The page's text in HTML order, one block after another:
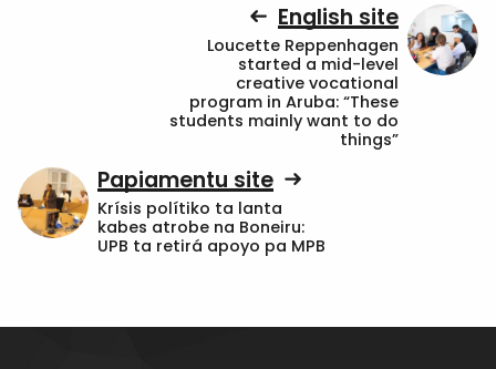
English site
Loucette Reppenhagen
started a mid-level
creative vocational
program in Aruba: “These
students mainly want to do
things”
Papiamentu site
Krísis polítiko ta lanta
kabes atrobe na Boneiru:
UPB ta retirá apoyo pa MPB